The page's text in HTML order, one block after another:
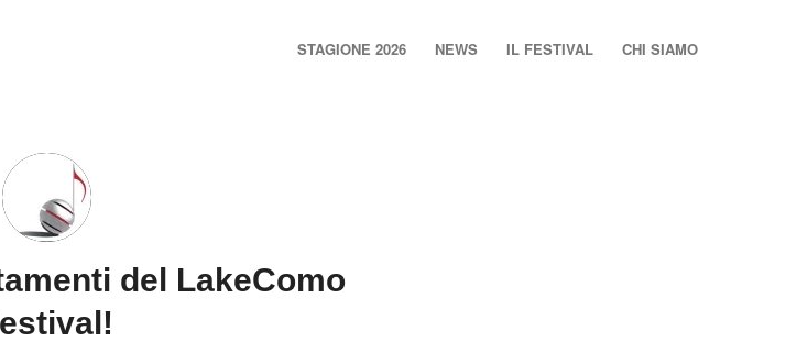
STAGIONE 2026 NEWS IL FESTIVAL CHI SIAMO
del LakeComo